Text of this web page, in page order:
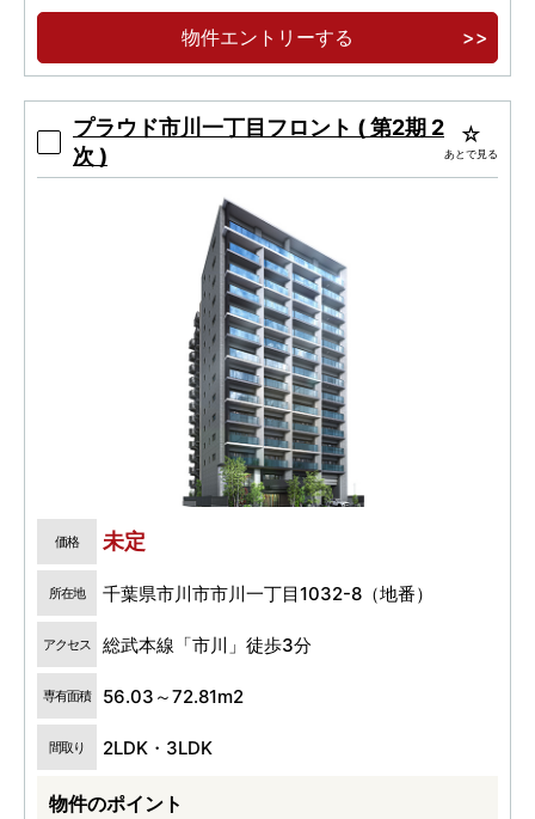
う新しいまち。
緑の並木道に囲まれた全512邸、西千葉レジデ
物件エントリーする
プラウド市川一丁目フロント ( 第2期 2
次 )
あとで見る
価格 未定
所在地 千葉県市川市市川一丁目1032-8（地番）
アクセス 総武本線「市川」徒歩3分
専有面積 56.03～72.81m2
間取り 2LDK・3LDK
物件のポイント